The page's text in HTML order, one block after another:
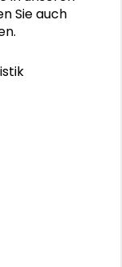
Jahre
Sie auch